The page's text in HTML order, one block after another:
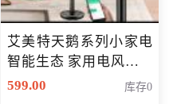
艾美特天鹅系列小家电
智能生态 家用电风扇直
流变频节能轻音空气循
599.00 库存0